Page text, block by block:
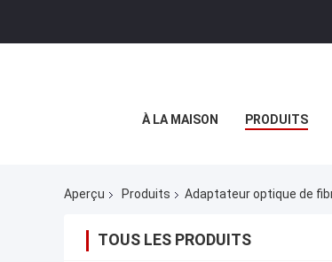
À LA MAISON PRODUITS
Aperçu Produits Adaptateur optique de
TOUS LES PRODUITS